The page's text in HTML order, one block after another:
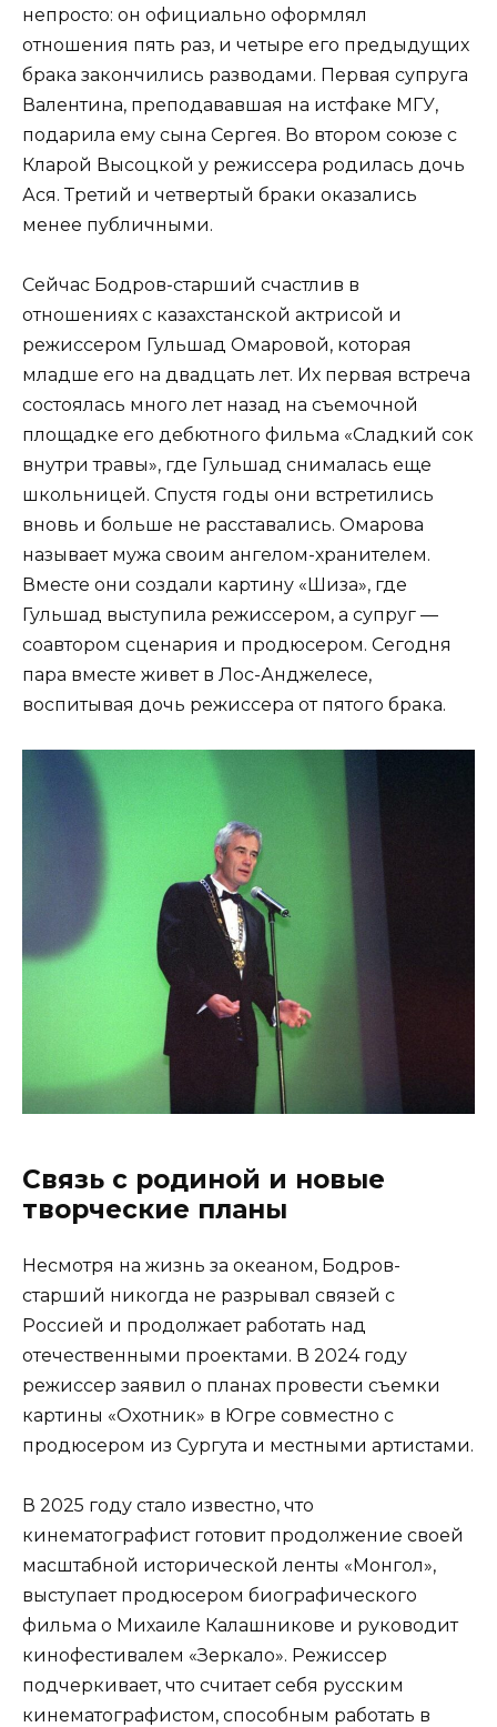
непросто: он официально оформлял
отношения пять раз, и четыре его предыдущих
брака закончились разводами. Первая супруга
Валентина, преподававшая на истфаке МГУ,
подарила ему сына Сергея. Во втором союзе с
Кларой Высоцкой у режиссера родилась дочь
Ася. Третий и четвертый браки оказались
менее публичными.
Сейчас Бодров-старший счастлив в
отношениях с казахстанской актрисой и
режиссером Гульшад Омаровой, которая
младше его на двадцать лет. Их первая встреча
состоялась много лет назад на съемочной
площадке его дебютного фильма «Сладкий сок
внутри травы», где Гульшад снималась еще
школьницей. Спустя годы они встретились
вновь и больше не расставались. Омарова
называет мужа своим ангелом-хранителем.
Вместе они создали картину «Шиза», где
Гульшад выступила режиссером, а супруг —
соавтором сценария и продюсером. Сегодня
пара вместе живет в Лос-Анджелесе,
воспитывая дочь режиссера от пятого брака.
Связь с родиной и новые
творческие планы
Несмотря на жизнь за океаном, Бодров-
старший никогда не разрывал связей с
Россией и продолжает работать над
отечественными проектами. В 2024 году
режиссер заявил о планах провести съемки
картины «Охотник» в Югре совместно с
продюсером из Сургута и местными артистами.
В 2025 году стало известно, что
кинематографист готовит продолжение своей
масштабной исторической ленты «Монгол»,
выступает продюсером биографического
фильма о Михаиле Калашникове и руководит
кинофестивалем «Зеркало». Режиссер
подчеркивает, что считает себя русским
кинематографистом, способным работать в